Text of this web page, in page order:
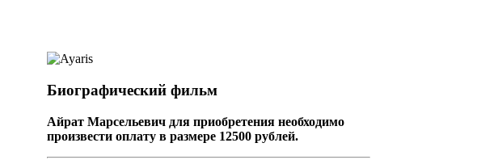
Биографический фильм
Айрат Марсельевич для приобретения необходимо
произвести оплату в размере 12500 рублей.